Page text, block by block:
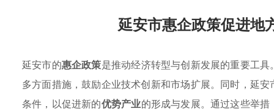
延安市惠企政策促进地
延安市的惠企政策是推动经济转型与创新发展的重要工
多方面措施，鼓励企业技术创新和市场扩展。同时，延
条件，以促进新的优势产业的形成与发展。通过这些举